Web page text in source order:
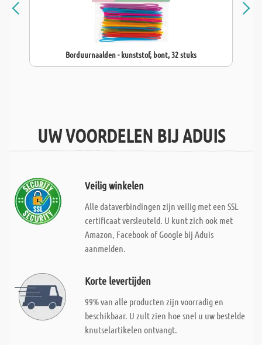
Borduurnaalden - kunststof, bont, 32 stuks
UW VOORDELEN BIJ ADUIS
Veilig winkelen
Alle dataverbindingen zijn veilig met een SSL
certificaat versleuteld. U kunt zich ook met
Amazon, Facebook of Google bij Aduis
aanmelden.
Korte levertijden
99% van alle producten zijn voorradig en
beschikbaar. U zult zien hoe snel u uw bestelde
knutselartikelen ontvangt.